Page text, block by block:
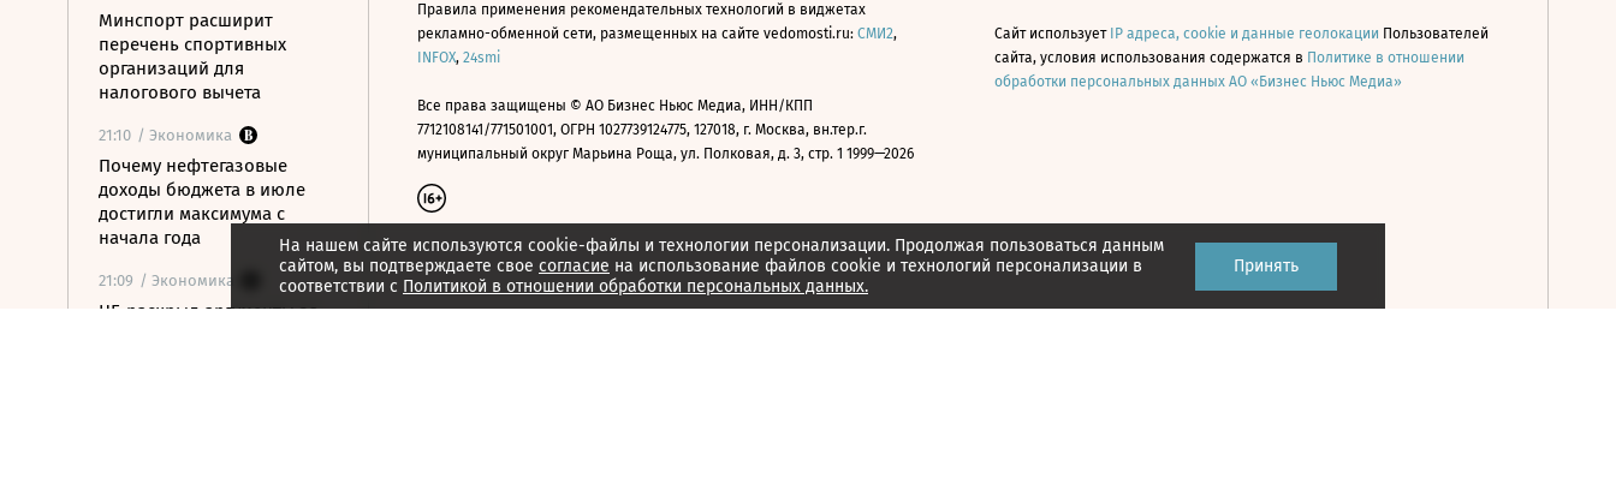
Минспорт расширит
перечень спортивных
организаций для
налогового вычета
21:10 / Экономика
Почему нефтегазовые
доходы бюджета в июле
достигли максимума с
начала года
21:09 / Экономика
ЦБ раскрыл аргументы за
На нашем сайте используются cookie-файлы и технологии персонализации. Продолжая пользоваться данным
сайтом, вы подтверждаете свое согласие на использование файлов cookie и технологий персонализации в
соответствии с Политикой в отношении обработки персональных данных.
Принять
Правила применения рекомендательных технологий в виджетах
рекламно-обменной сети, размещенных на сайте vedomosti.ru: СМИ2,
INFOX, 24smi
Все права защищены © АО Бизнес Ньюс Медиа, ИНН/КПП
7712108141/771501001, ОГРН 1027739124775, 127018, г. Москва, вн.тер.г.
муниципальный округ Марьина Роща, ул. Полковая, д. 3, стр. 1 1999—2026
Сайт использует IP адреса, cookie и данные геолокации Пользователей
сайта, условия использования содержатся в Политике в отношении
обработки персональных данных АО «Бизнес Ньюс Медиа»